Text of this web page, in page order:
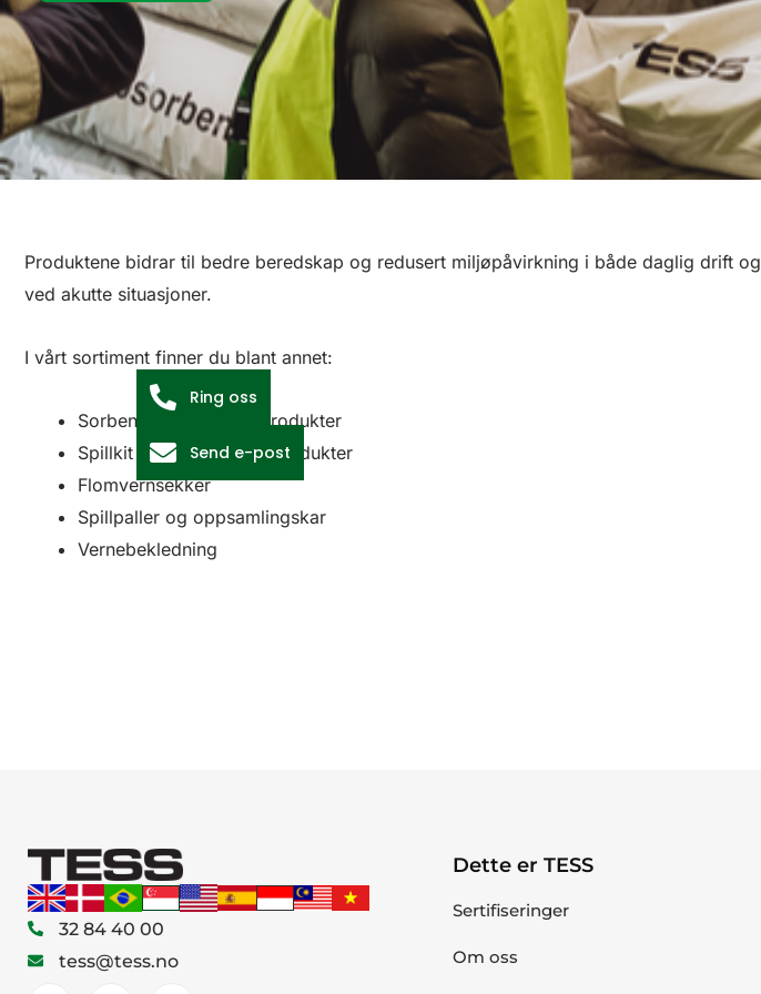
Produktene bidrar til bedre beredskap og redusert miljøpåvirkning i både daglig drift og
ved akutte situasjoner.
I vårt sortiment finner du blant annet:
Sorbenter og oljevernprodukter
Spillkit og miljøsikringsprodukter
Flomvernsekker
Spillpaller og oppsamlingskar
Vernebekledning
32 84 40 00
tess@tess.no
Dette er TESS
Sertifiseringer
Om oss
Ring oss
Send e-post